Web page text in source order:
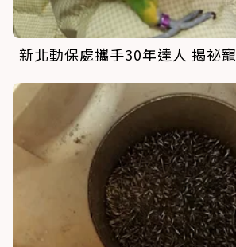
新北動保處攜手30年達人 揭祕